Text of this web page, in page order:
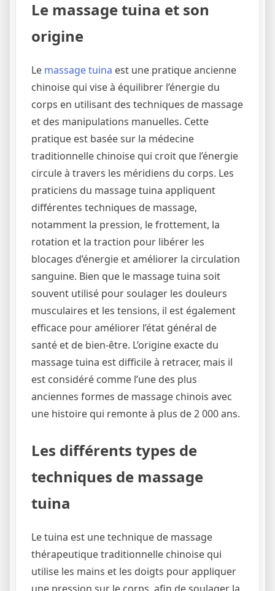
Le massage tuina et son
origine
Le massage tuina est une pratique ancienne
chinoise qui vise à équilibrer l’énergie du
corps en utilisant des techniques de massage
et des manipulations manuelles. Cette
pratique est basée sur la médecine
traditionnelle chinoise qui croit que l’énergie
circule à travers les méridiens du corps. Les
praticiens du massage tuina appliquent
différentes techniques de massage,
notamment la pression, le frottement, la
rotation et la traction pour libérer les
blocages d’énergie et améliorer la circulation
sanguine. Bien que le massage tuina soit
souvent utilisé pour soulager les douleurs
musculaires et les tensions, il est également
efficace pour améliorer l’état général de
santé et de bien-être. L’origine exacte du
massage tuina est difficile à retracer, mais il
est considéré comme l’une des plus
anciennes formes de massage chinois avec
une histoire qui remonte à plus de 2 000 ans.
Les différents types de
techniques de massage
tuina
Le tuina est une technique de massage
thérapeutique traditionnelle chinoise qui
utilise les mains et les doigts pour appliquer